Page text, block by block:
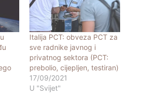
Italija PCT: obveza PCT za
sve radnike javnog i
privatnog sektora (PCT:
prebolio, cijepljen, testiran)
17/09/2021
U "Svijet"